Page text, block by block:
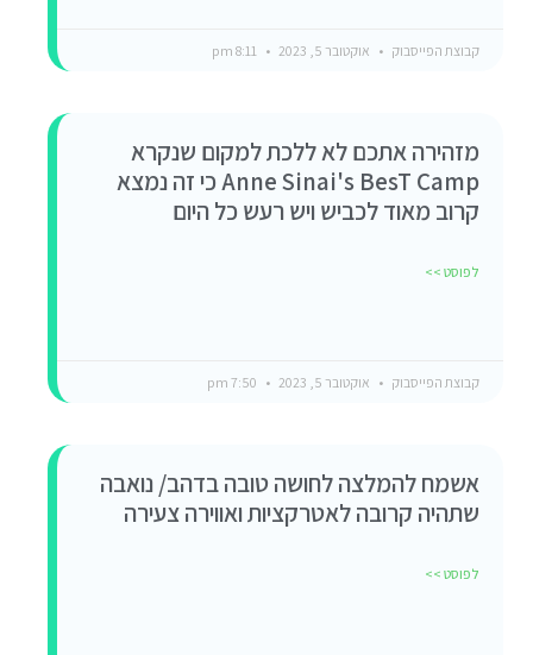
קבוצת הפייסבוק אוקטובר 5, 2023
מזהירה אתכם לא ללכת למקום שנקרא
Anne Sinai's BesT Camp כי זה נמצא
קרוב מאוד לכביש ויש רעש כל היום
לפוסט >>
קבוצת הפייסבוק אוקטובר 5, 2023
אשמח להמלצה לחושה טובה בדהב/ נואבה
שתהיה קרובה לאטרקציות ואווירה צעירה
לפוסט >>